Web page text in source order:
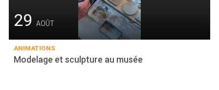
29 AOÛT
ANIMATIONS
Modelage et sculpture au musée